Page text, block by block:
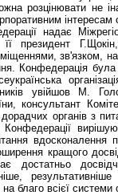
розцінювати не
надає
її президент
зв'язком,
Конфедерація була
увійшов М.
консультант
органів з
вдосконалення
кращого
благо всієї системи